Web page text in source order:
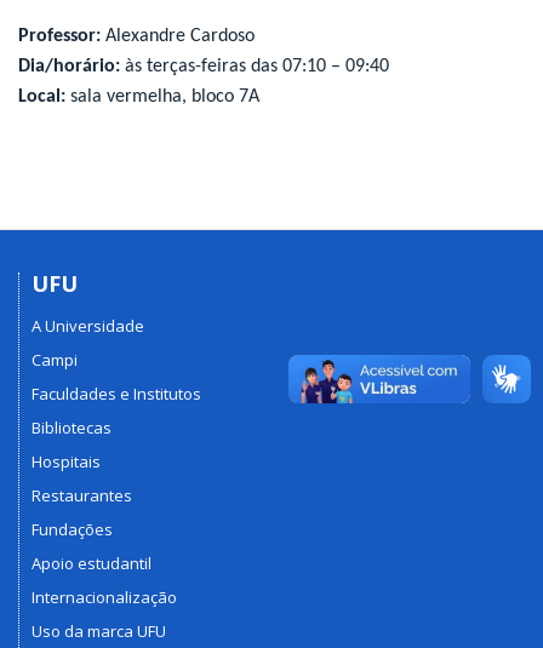
Professor: Alexandre Cardoso
Dia/horário: às terças-feiras das 07:10 – 09:40
Local: sala vermelha, bloco 7A
UFU
A Universidade
Campi
Faculdades e Institutos
Bibliotecas
Hospitais
Restaurantes
Fundações
Apoio estudantil
Internacionalização
Uso da marca UFU